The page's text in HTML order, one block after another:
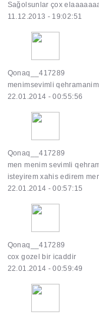
Sağolsunlar çox
11.12.2013 - 19:02:51
Qonaq__417289
menimsevimli qehramanim
22.01.2014 - 00:55:56
Qonaq__417289
men menim sevimli
isteyirem xahis edirem
22.01.2014 - 00:57:15
Qonaq__417289
cox gozel bir icaddir
22.01.2014 - 00:59:49